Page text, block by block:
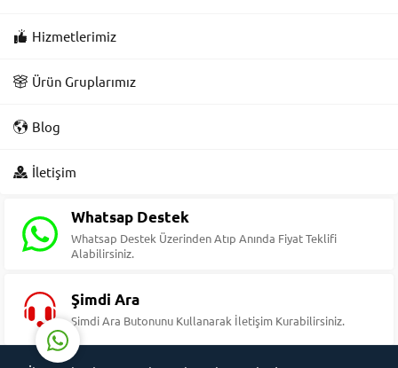
Hizmetlerimiz
Ürün Gruplarımız
Blog
İletişim
Whatsap Destek
Whatsap Destek Üzerinden Atıp Anında Fiyat Teklifi
Alabilirsiniz.
Şimdi Ara
Şimdi Ara Butonunu Kullanarak İletişim Kurabilirsiniz.